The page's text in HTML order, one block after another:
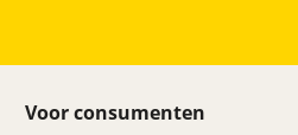
Voor consumenten